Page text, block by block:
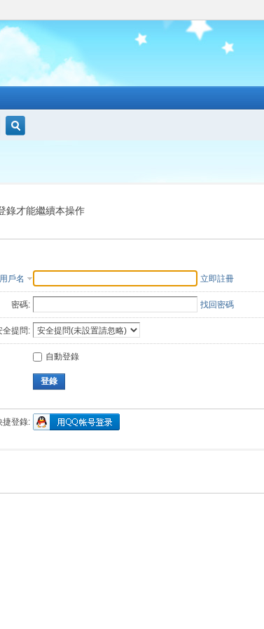
索
錄才能繼續本操作
用戶名 立即註冊
密碼: 找回密碼
全提問:
自動登錄
登錄
捷登錄: